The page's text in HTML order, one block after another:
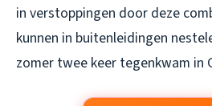
in verstoppingen door deze
kunnen in buitenleidingen
zomer twee keer tegenkwam in